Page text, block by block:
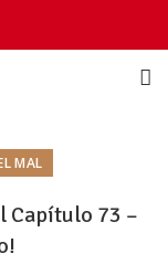
MAL
Capítulo 73 –